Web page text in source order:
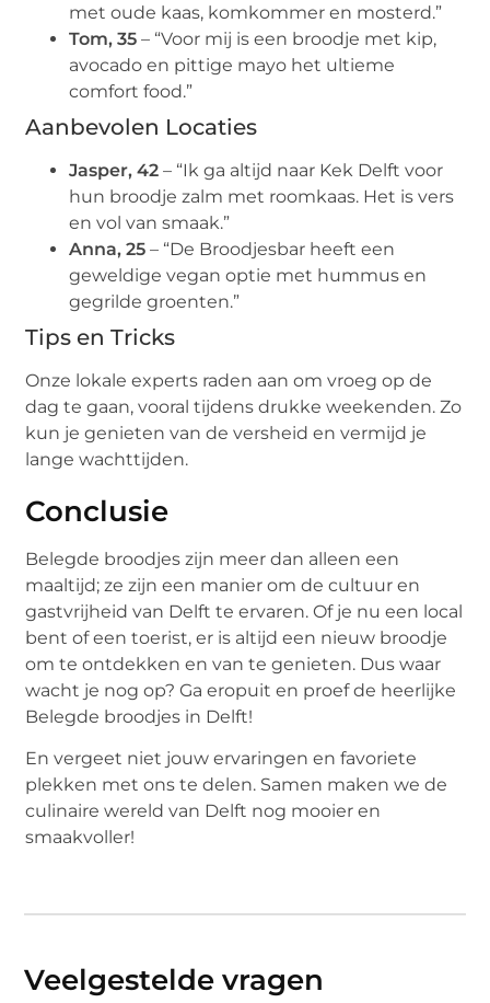
met oude kaas, komkommer en mosterd.”
Tom, 35 – “Voor mij is een broodje met kip,
avocado en pittige mayo het ultieme
comfort food.”
Aanbevolen Locaties
Jasper, 42 – “Ik ga altijd naar Kek Delft voor
hun broodje zalm met roomkaas. Het is vers
en vol van smaak.”
Anna, 25 – “De Broodjesbar heeft een
geweldige vegan optie met hummus en
gegrilde groenten.”
Tips en Tricks
Onze lokale experts raden aan om vroeg op de
dag te gaan, vooral tijdens drukke weekenden. Zo
kun je genieten van de versheid en vermijd je
lange wachttijden.
Conclusie
Belegde broodjes zijn meer dan alleen een
maaltijd; ze zijn een manier om de cultuur en
gastvrijheid van Delft te ervaren. Of je nu een local
bent of een toerist, er is altijd een nieuw broodje
om te ontdekken en van te genieten. Dus waar
wacht je nog op? Ga eropuit en proef de heerlijke
Belegde broodjes in Delft!
En vergeet niet jouw ervaringen en favoriete
plekken met ons te delen. Samen maken we de
culinaire wereld van Delft nog mooier en
smaakvoller!
Veelgestelde vragen